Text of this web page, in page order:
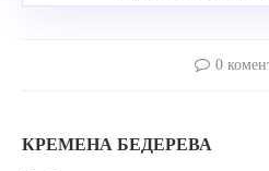
0
КРЕМЕНА БЕДЕРЕВА